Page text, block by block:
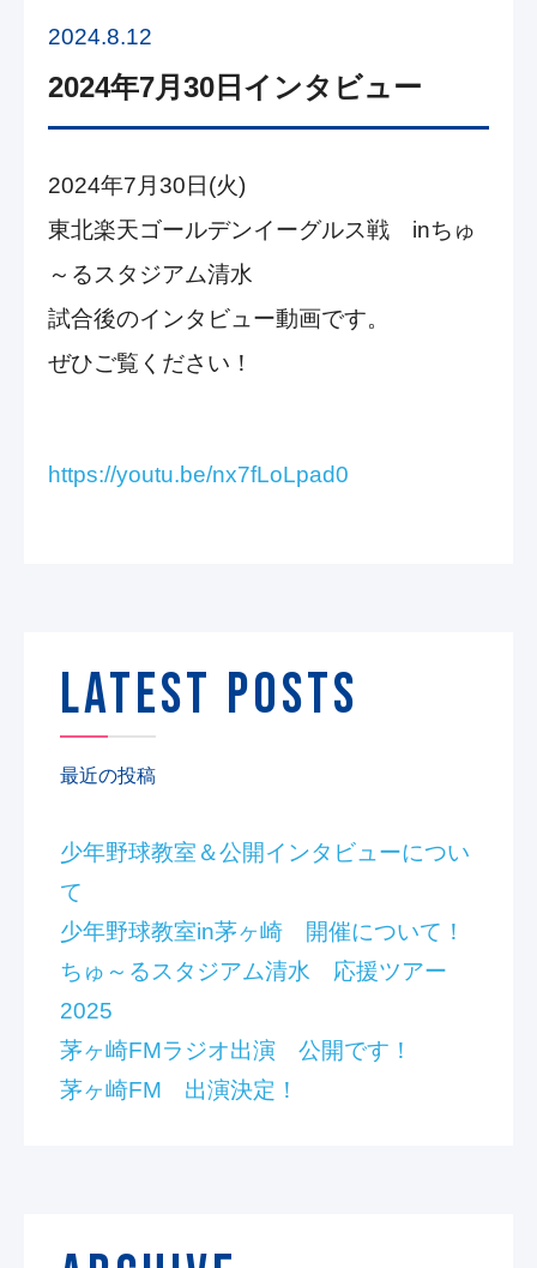
2024.8.12
2024年7月30日インタビュー
2024年7月30日(火)
東北楽天ゴールデンイーグルス戦 inちゅ
～るスタジアム清水
試合後のインタビュー動画です。
ぜひご覧ください！
https://youtu.be/nx7fLoLpad0
LATEST POSTS
最近の投稿
少年野球教室＆公開インタビューについ
て
少年野球教室in茅ヶ崎 開催について！
ちゅ～るスタジアム清水 応援ツアー
2025
茅ヶ崎FMラジオ出演 公開です！
茅ヶ崎FM 出演決定！